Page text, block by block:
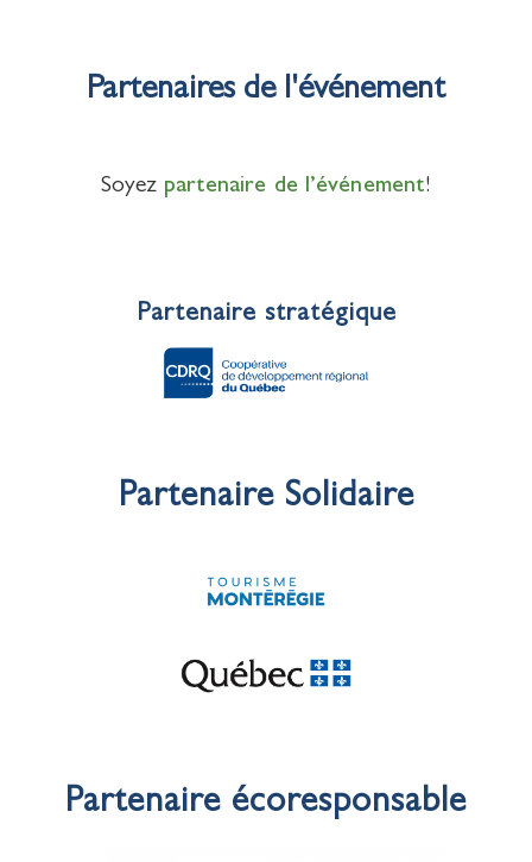
Partenaires de l'événement
Soyez partenaire de l’événement!
Partenaire stratégique
Partenaire Solidaire
Partenaire écoresponsable